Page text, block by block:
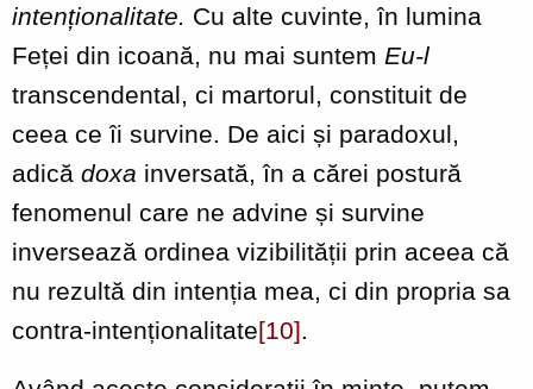
intenționalitate. Cu alte cuvinte, în lumina
Feței din icoană, nu mai suntem Eu-l
transcendental, ci martorul, constituit de
ceea ce îi survine. De aici și paradoxul,
adică doxa inversată, în a cărei postură
fenomenul care ne advine și survine
inversează ordinea vizibilității prin aceea că
nu rezultă din intenția mea, ci din propria sa
contra-intenționalitate[10].